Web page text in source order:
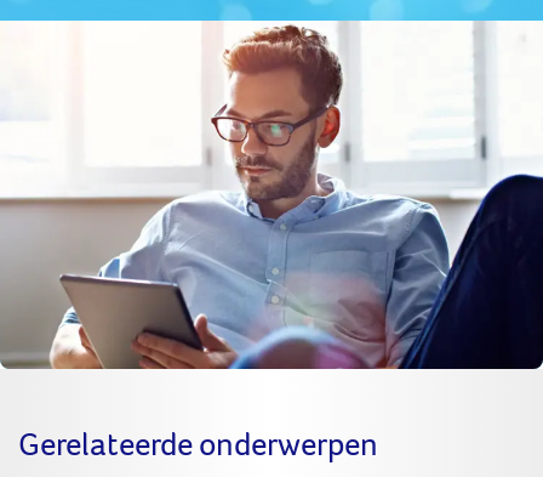
aan
Gerelateerde onderwerpen